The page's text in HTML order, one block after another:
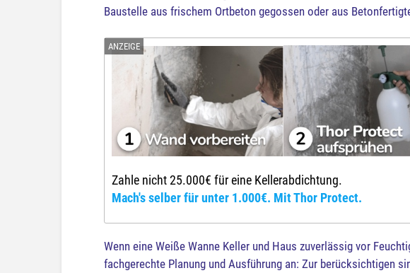
Baustelle aus frischem Ortbeton gegossen oder aus
Zahle nicht 25.000€ für eine Kellerabdichtung.
Mach's selber für unter 1.000€. Mit Thor Protect.
Wenn eine Weiße Wanne Keller und Haus zuverlässig vor
fachgerechte Planung und Ausführung an: Zur berücksichtigen